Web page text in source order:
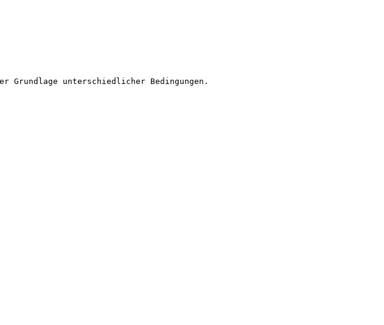
Grundlage unterschiedlicher Bedingungen.